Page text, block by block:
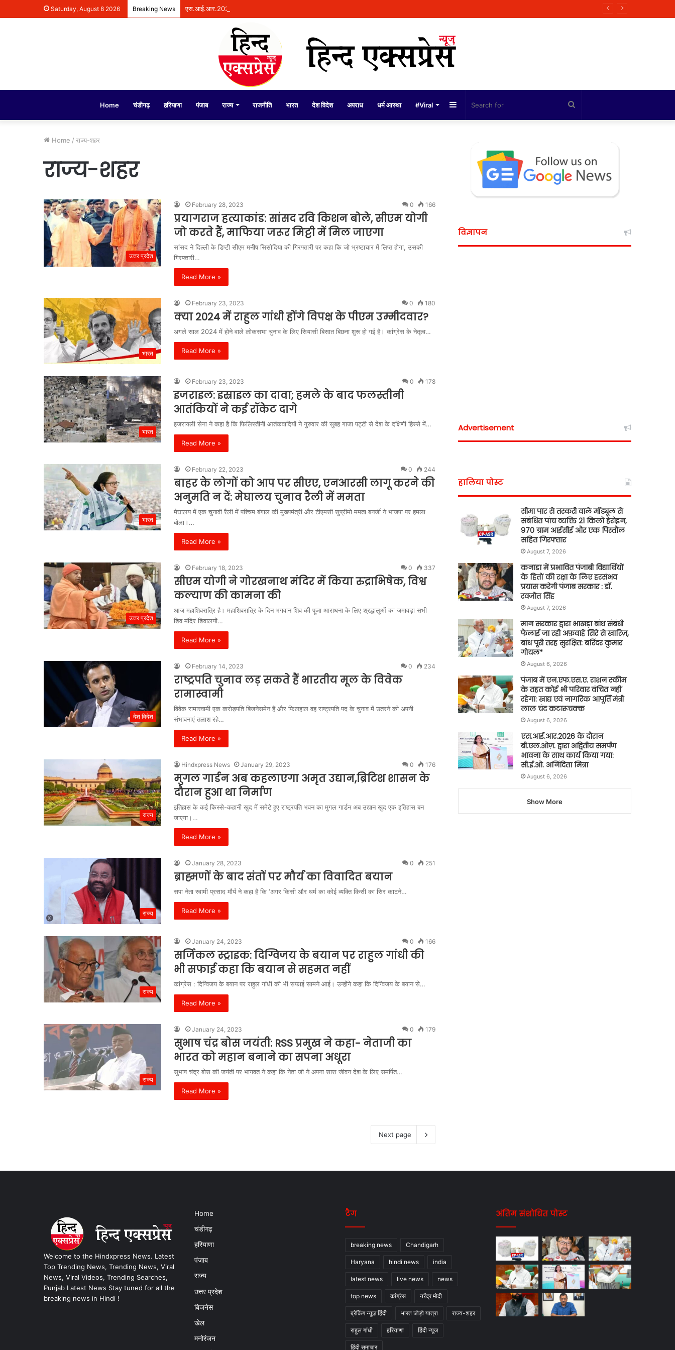
Saturday, August 8 2026 Breaking News एस.आई.आर.2026 के दौरान बी.एल.ओज़. द्वारा अद्वितीय समर्पण भावना के साथ कार्य किया गया: सी.ई.ओ. अनिंदिता मित्रा
Home चंडीगढ़ हरियाणा पंजाब राज्य राजनीति भारत देश विदेश अपराध धर्म आस्था #Viral Sidebar
Home / राज्य-शहर
राज्य-शहर
उत्तर प्रदेश
February 28, 2023 0 166
प्रयागराज हत्याकांड: सांसद रवि किशन बोले, सीएम योगी
जो करते हैं, माफिया जरूर मिट्टी में मिल जाएगा
सांसद ने दिल्ली के डिप्टी सीएम मनीष सिसोदिया की गिरफ्तारी पर कहा कि जो भ्रष्टाचार में लिप्त होगा, उसकी
गिरफ्तारी…
Read More »
भारत
February 23, 2023 0 180
क्या 2024 में राहुल गांधी होंगे विपक्ष के पीएम उम्मीदवार?
अगले साल 2024 में होने वाले लोकसभा चुनाव के लिए सियासी बिसात बिछना शुरू हो गई है। कांग्रेस के नेतृत्व…
Read More »
भारत
February 23, 2023 0 178
इजराइल: इस्राइल का दावा; हमले के बाद फलस्तीनी
आतंकियों ने कई रॉकेट दागे
इजरायली सेना ने कहा है कि फिलिस्तीनी आतंकवादियों ने गुरुवार की सुबह गाजा पट्टी से देश के दक्षिणी हिस्से में…
Read More »
भारत
February 22, 2023 0 244
बाहर के लोगों को आप पर सीएए, एनआरसी लागू करने की
अनुमति न दें: मेघालय चुनाव रैली में ममता
मेघालय में एक चुनावी रैली में पश्चिम बंगाल की मुख्यमंत्री और टीएमसी सुप्रीमो ममता बनर्जी ने भाजपा पर हमला
बोला।…
Read More »
उत्तर प्रदेश
February 18, 2023 0 337
सीएम योगी ने गोरखनाथ मंदिर में किया रुद्राभिषेक, विश्व
कल्याण की कामना की
आज महाशिवरात्रि है। महाशिवरात्रि के दिन भगवान शिव की पूजा आराधना के लिए श्रद्धालुओंं का जमावड़ा सभी
शिव मंदिर शिवालयों…
Read More »
देश विदेश
February 14, 2023 0 234
राष्ट्रपति चुनाव लड़ सकते हैं भारतीय मूल के विवेक
रामास्वामी
विवेक रामास्वामी एक करोड़पति बिजनेसमेन हैं और फिलहाल वह राष्ट्रपति पद के चुनाव में उतरने की अपनी
संभावनाएं तलाश रहे…
Read More »
राज्य
Hindxpress News January 29, 2023 0 176
मुगल गार्डन अब कहलाएगा अमृत उद्यान,ब्रिटिश शासन के
दौरान हुआ था निर्माण
इतिहास के कई किस्से-कहानी खुद में समेटे हुए राष्ट्रपति भवन का मुगल गार्डन अब उद्यान खुद एक इतिहास बन
जाएगा।…
Read More »
राज्य
January 28, 2023 0 251
ब्राह्मणों के बाद संतों पर मौर्य का विवादित बयान
सपा नेता स्वामी प्रसाद मौर्य ने कहा है कि ‘अगर किसी और धर्म का कोई व्यक्ति किसी का सिर काटने…
Read More »
राज्य
January 24, 2023 0 166
सर्जिकल स्ट्राइक: दिग्विजय के बयान पर राहुल गांधी की
भी सफाई कहा कि बयान से सहमत नहीं
कांग्रेस : दिग्विजय के बयान पर राहुल गांधी की भी सफाई सामने आई। उन्होंने कहा कि दिग्विजय के बयान से…
Read More »
राज्य
January 24, 2023 0 179
सुभाष चंद्र बोस जयंती: RSS प्रमुख ने कहा- नेताजी का
भारत को महान बनाने का सपना अधूरा
सुभाष चंद्र बोस की जयंती पर भागवत ने कहा कि नेता जी ने अपना सारा जीवन देश के लिए समर्पित…
Read More »
Next page
विज्ञापन
Advertisement
हालिया पोस्ट
सीमा पार से तस्करी वाले मॉड्यूल से
संबंधित पांच व्यक्ति 21 किलो हेरोइन,
970 ग्राम आईसीई और एक पिस्तौल
सहित गिरफ्तार
August 7, 2026
कनाडा में प्रभावित पंजाबी विद्यार्थियों
के हितों की रक्षा के लिए हरसंभव
प्रयास करेगी पंजाब सरकार : डॉ.
रवजोत सिंह
August 7, 2026
मान सरकार द्वारा भाखड़ा बांध संबंधी
फैलाई जा रही अफ़वाहें सिरे से खारिज़,
बांध पूरी तरह सुरक्षित: बरिंदर कुमार
गोयल*
August 6, 2026
पंजाब में एन.एफ.एस.ए. राशन स्कीम
के तहत कोई भी परिवार वंचित नहीं
रहेगा: खाद्य एवं नागरिक आपूर्ति मंत्री
लाल चंद कटारूचक्क
August 6, 2026
एस.आई.आर.2026 के दौरान
बी.एल.ओज़. द्वारा अद्वितीय समर्पण
भावना के साथ कार्य किया गया:
सी.ई.ओ. अनिंदिता मित्रा
August 6, 2026
Show More
Welcome to the Hindxpress News. Latest
Top Trending News, Trending News, Viral
News, Viral Videos, Trending Searches,
Punjab Latest News Stay tuned for all the
breaking news in Hindi !
Home
चंडीगढ़
हरियाणा
पंजाब
राज्य
उत्तर प्रदेश
बिजनेस
खेल
मनोरंजन
टैग
breaking news Chandigarh
Haryana hindi news india
latest news live news news
top news कांग्रेस नरेंद्र मोदी
ब्रेकिंग न्यूज़ हिंदी भारत जोड़ो यात्रा राज्य-शहर
राहुल गांधी हरियाणा हिंदी न्यूज
हिंदी समाचार
अंतिम संशोधित पोस्ट